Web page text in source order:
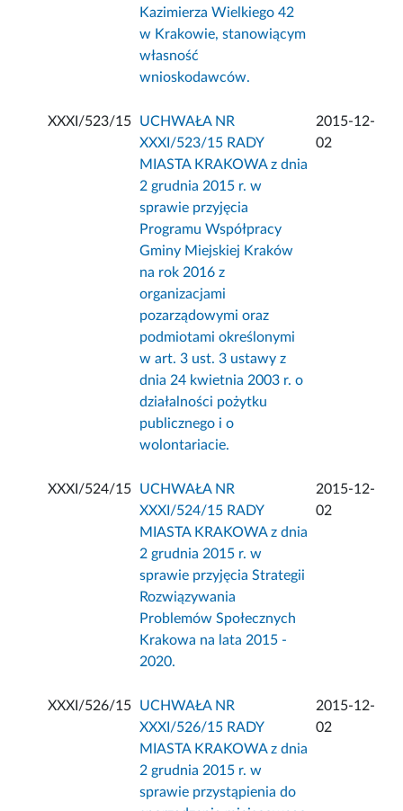
Kazimierza Wielkiego 42
w Krakowie, stanowiącym
własność
wnioskodawców.
XXXI/523/15
UCHWAŁA NR
XXXI/523/15 RADY
MIASTA KRAKOWA z dnia
2 grudnia 2015 r. w
sprawie przyjęcia
Programu Współpracy
Gminy Miejskiej Kraków
na rok 2016 z
organizacjami
pozarządowymi oraz
podmiotami określonymi
w art. 3 ust. 3 ustawy z
dnia 24 kwietnia 2003 r. o
działalności pożytku
publicznego i o
wolontariacie.
2015-12-
02
XXXI/524/15
UCHWAŁA NR
XXXI/524/15 RADY
MIASTA KRAKOWA z dnia
2 grudnia 2015 r. w
sprawie przyjęcia Strategii
Rozwiązywania
Problemów Społecznych
Krakowa na lata 2015 -
2020.
2015-12-
02
XXXI/526/15
UCHWAŁA NR
XXXI/526/15 RADY
MIASTA KRAKOWA z dnia
2 grudnia 2015 r. w
sprawie przystąpienia do
2015-12-
02